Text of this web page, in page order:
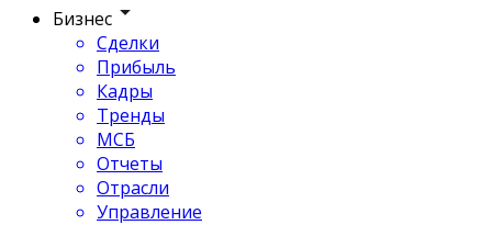
Бизнес
Сделки
Прибыль
Кадры
Тренды
МСБ
Отчеты
Отрасли
Управление